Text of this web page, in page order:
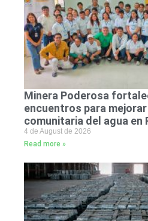
Minera Poderosa
encuentros para
comunitaria del agua en
4 de August de 2026
Read more »